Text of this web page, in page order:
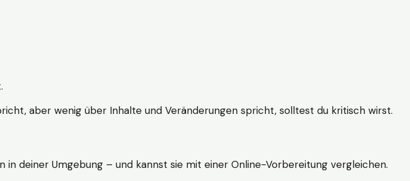
aber wenig über Inhalte und Veränderungen spricht, solltest du kritisch wirst.
deiner Umgebung – und kannst sie mit einer Online-Vorbereitung vergleichen.